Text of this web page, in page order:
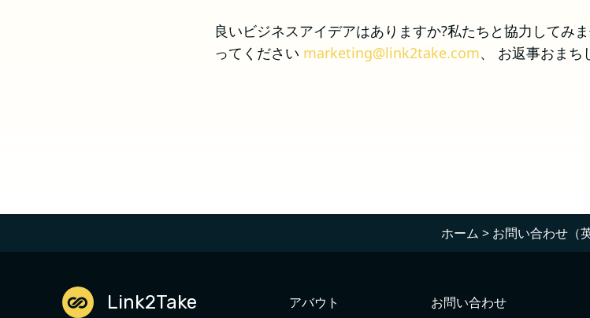
良いビジネスアイデアはありますか?私たちと協力してみ
ってください marketing@link2take.com、 お返事おまち
ホーム > お問い合わせ（
Link2Take アバウト お問い合わせ